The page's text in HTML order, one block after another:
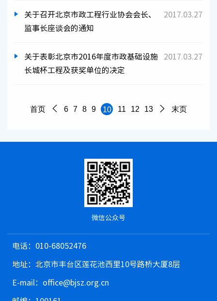
关于召开北京市政工程行业协会会长、
监事长座谈会的通知
2017.03.27
关于表彰北京市2016年度市政基础设施
长城杯工程及获奖单位的决定
2017.03.27
首页 6 7 8 9 10 11 12 13 末页
电话：010-68052476
地址：北京市丰台区莲花池西里10号路桥大厦8层
E-mail：office@bjsz.org.cn
微信公众号